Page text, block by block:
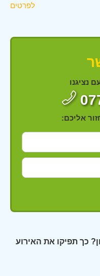
לפרטים
נציגנו
אליכם:
כך תפיקו את האירוע